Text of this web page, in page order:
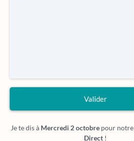
Valider
Je te dis à Mercredi 2 octobre pour notre
Direct !